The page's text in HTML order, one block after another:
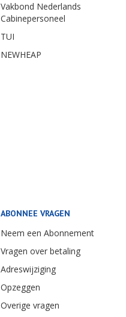
Vakbond Nederlands
Cabinepersoneel
TUI
NEWHEAP
ABONNEE VRAGEN
Neem een Abonnement
Vragen over betaling
Adreswijziging
Opzeggen
Overige vragen